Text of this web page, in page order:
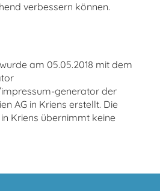
verbessern können.
am 05.05.2018 mit dem
generator der
AG in Kriens erstellt. Die
Kriens übernimmt keine